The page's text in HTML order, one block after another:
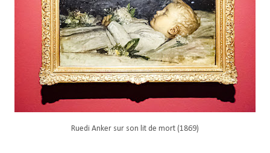
Ruedi Anker sur son lit de mort (1869)